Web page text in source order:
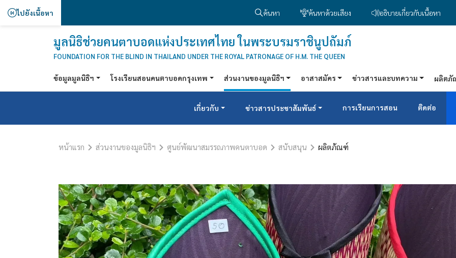
ไปยังเนื้อหา ค้นหา ค้นหาด้วยเสียง อธิบายเกี่ยวกับเนื้อหา
มูลนิธิช่วยคนตาบอดแห่งประเทศไทย ในพระบรมราชินูปถัมภ์
FOUNDATION FOR THE BLIND IN THAILAND UNDER THE ROYAL PATRONAGE OF H.M. THE QUEEN
ข้อมูลมูลนิธิฯ โรงเรียนสอนคนตาบอดกรุงเทพ ส่วนงานของมูลนิธิฯ อาสาสมัคร ข่าวสารและบทความ ผลิตภั
เกี่ยวกับ ข่าวสารประชาสัมพันธ์ การเรียนการสอน ติดต่อ
หน้าแรก ส่วนงานของมูลนิธิฯ ศูนย์พัฒนาสมรรถภาพคนตาบอด สนับสนุน ผลิตภัณฑ์